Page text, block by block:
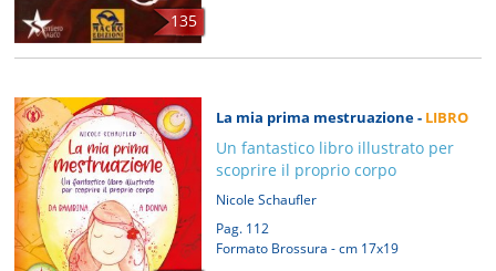
135
La mia prima mestruazione - LIBRO
Un fantastico libro illustrato per
scoprire il proprio corpo
Nicole Schaufler
Pag. 112
Formato Brossura - cm 17x19